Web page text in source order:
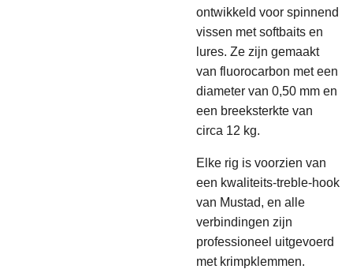
ontwikkeld voor spinnend
vissen met softbaits en
lures. Ze zijn gemaakt
van fluorocarbon met een
diameter van 0,50 mm en
een breeksterkte van
circa 12 kg.
Elke rig is voorzien van
een kwaliteits-treble-hook
van Mustad, en alle
verbindingen zijn
professioneel uitgevoerd
met krimpklemmen.